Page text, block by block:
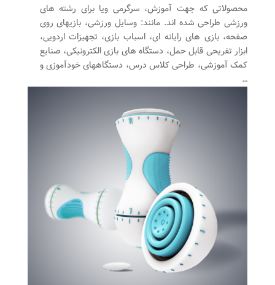
محصولاتی که جهت آموزش، سرگرمی ویا برای رشته های
ورزشی طراحی شده اند. مانند: وسایل ورزشی، بازیهای روی
صفحه، بازی های رایانه ای، اسباب بازی، تجهیزات اردویی،
ابزار تفریحی قابل حمل، دستگاه های بازی الکترونیکی، صنایع
کمک آموزشی، طراحی کلاس درس، دستگاههای خودآموزی و
…